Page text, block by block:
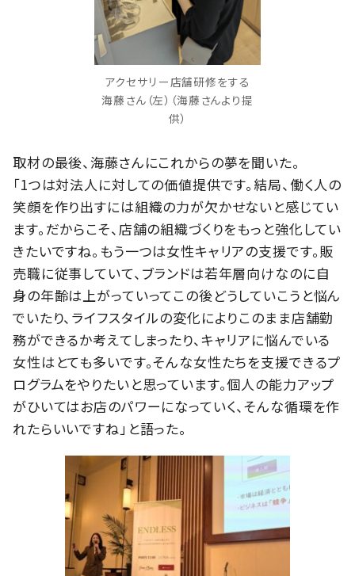
アクセサリー店舗研修をする
海藤さん（左）（海藤さんより提
供）
取材の最後、海藤さんにこれからの夢を聞いた。
「1つは対法人に対しての価値提供です。結局、働く人の
笑顔を作り出すには組織の力が欠かせないと感じてい
ます。だからこそ、店舗の組織づくりをもっと強化してい
きたいですね。もう一つは女性キャリアの支援です。販
売職に従事していて、ブランドは若年層向けなのに自
身の年齢は上がっていってこの後どうしていこうと悩ん
でいたり、ライフスタイルの変化によりこのまま店舗勤
務ができるか考えてしまったり、キャリアに悩んでいる
女性はとても多いです。そんな女性たちを支援できるプ
ログラムをやりたいと思っています。個人の能力アップ
がひいてはお店のパワーになっていく、そんな循環を作
れたらいいですね」と語った。